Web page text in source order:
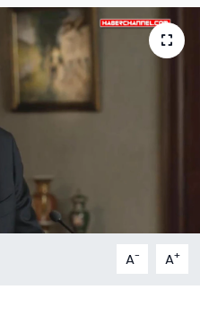
A- A+